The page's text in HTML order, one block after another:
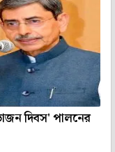
দিবস' পালনের